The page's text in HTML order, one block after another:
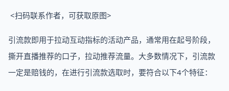
<扫码联系作者，可获取原图>
引流款即用于拉动互动指标的活动产品，通常用在起号阶段，
撕开直播推荐的口子，拉动推荐流量。大多数情况下，引流款
一定是赔钱的，在进行引流款选取时，要符合以下4个特征：